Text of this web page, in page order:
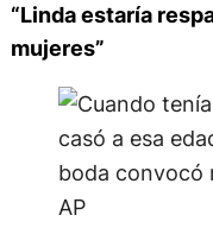
“Linda estaría
mujeres”